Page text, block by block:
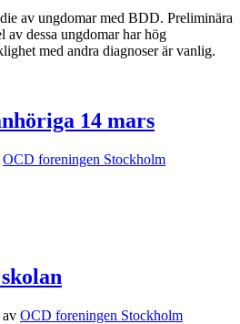
av ungdomar med BDD. Preliminära
av dessa ungdomar har hög
med andra diagnoser är vanlig.
14 mars
OCD foreningen Stockholm
av OCD foreningen Stockholm